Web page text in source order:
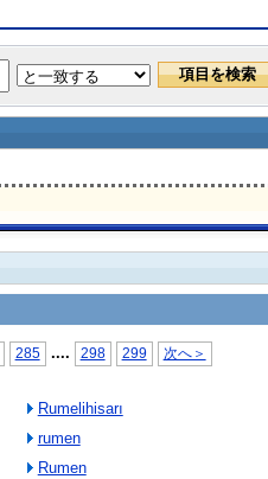
285 .... 298 299 次へ＞
Rumelihisarı
rumen
Rumen